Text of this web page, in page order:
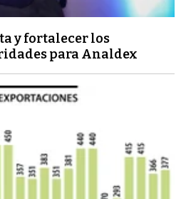
y fortalecer los
para Analdex